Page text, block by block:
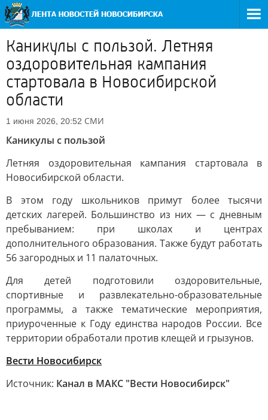
Каникулы с пользой. Летняя
оздоровительная кампания
cтартовала в Новосибирской
области
1 июня 2026, 20:52 СМИ
Каникулы с пользой
Летняя оздоровительная кампания cтартовала в
Новосибирской области.
В этом году школьников примут более тысячи
детских лагерей. Большинство из них — с дневным
пребыванием: при школах и центрах
дополнительного образования. Также будут работать
56 загородных и 11 палаточных.
Для детей подготовили оздоровительные,
спортивные и развлекательно-образовательные
программы, а также тематические мероприятия,
приуроченные к Году единства народов России. Все
территории обработали против клещей и грызунов.
Вести Новосибирск
Источник: Канал в МАКС "Вести Новосибирск"